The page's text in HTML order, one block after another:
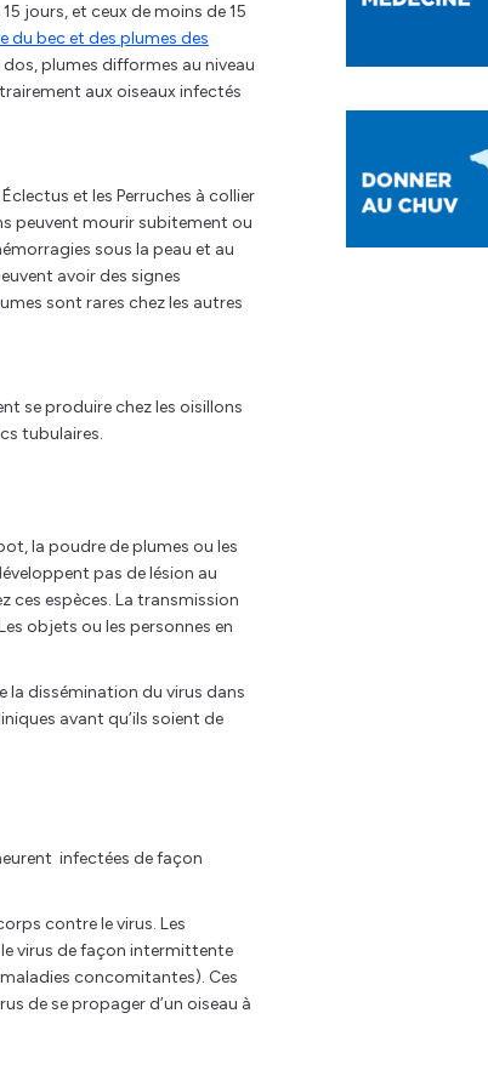
jours, et ceux de moins de 15
du bec et des plumes des
plumes difformes au niveau
aux oiseaux infectés
et les Perruches à collier
peuvent mourir subitement ou
sous la peau et au
avoir des signes
sont rares chez les autres
se produire chez les oisillons
tubulaires.
la poudre de plumes ou les
pas de lésion au
ces espèces. La transmission
objets ou les personnes en
la dissémination du virus dans
avant qu’ils soient de
infectées de façon
contre le virus. Les
virus de façon intermittente
concomitantes). Ces
de se propager d’un oiseau à